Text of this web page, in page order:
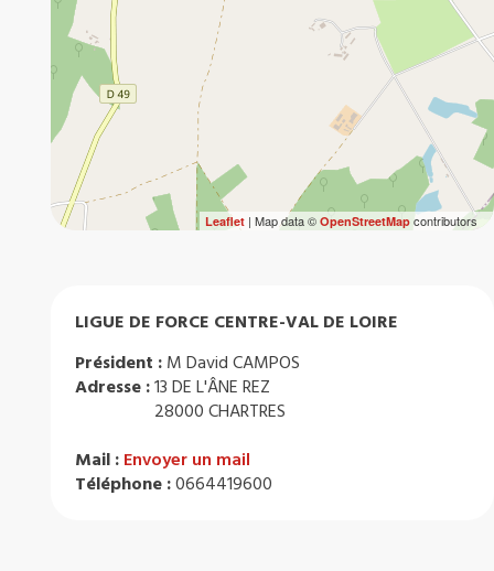
Leaflet| Map data © OpenStreetMapcontributors
LIGUE DE FORCE CENTRE-VAL DE LOIRE
Président : M David CAMPOS
Adresse :13 DE L'ÂNE REZ
28000 CHARTRES
Mail : Envoyer un mail
Téléphone :0664419600